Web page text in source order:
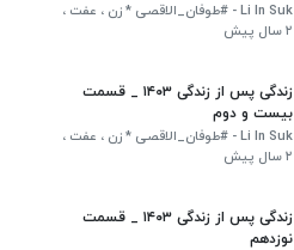
Li In Suk - #طوفان_الاقصی * زن ، عفت ،
افتخار - مرد ، عزت ، اقتدار*
۲ سال پیش
زندگی پس از زندگی ۱۴۰۳ _ قسمت
بیست و دوم
Li In Suk - #طوفان_الاقصی * زن ، عفت ،
افتخار - مرد ، عزت ، اقتدار*
۲ سال پیش
زندگی پس از زندگی ۱۴۰۳ _ قسمت
نوزدهم